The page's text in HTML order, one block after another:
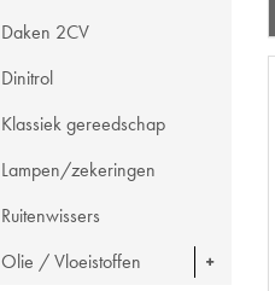
Daken 2CV
Dinitrol
Klassiek gereedschap
Lampen/zekeringen
Ruitenwissers
Olie / Vloeistoffen